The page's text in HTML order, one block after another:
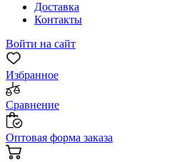
Доставка
Контакты
Войти на сайт
Избранное
Сравнение
Оптовая форма заказа